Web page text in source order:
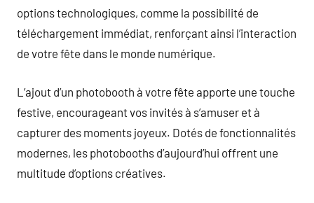
options technologiques, comme la possibilité de
téléchargement immédiat, renforçant ainsi l’interaction
de votre fête dans le monde numérique.
L’ajout d’un photobooth à votre fête apporte une touche
festive, encourageant vos invités à s’amuser et à
capturer des moments joyeux. Dotés de fonctionnalités
modernes, les photobooths d’aujourd’hui offrent une
multitude d’options créatives.